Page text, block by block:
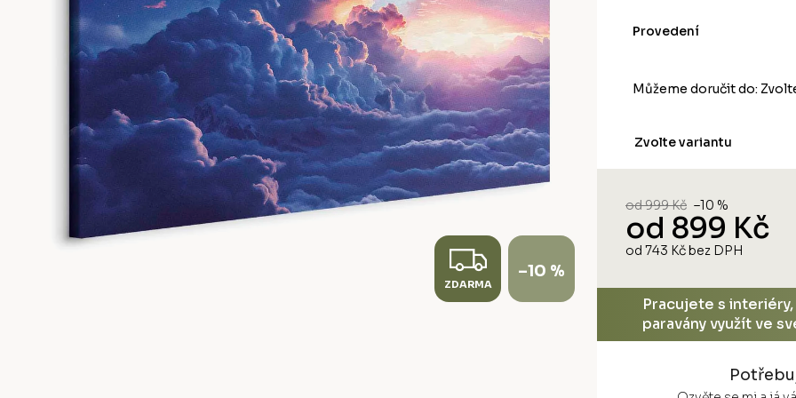
Provedení
Můžeme doručit do:
Zvolte variantu
od 999 Kč –10 %
od 899 Kč
od 743 Kčbez DPH
Pracujete s
paravány využít ve
Z
D
ZDARMA
–10 %